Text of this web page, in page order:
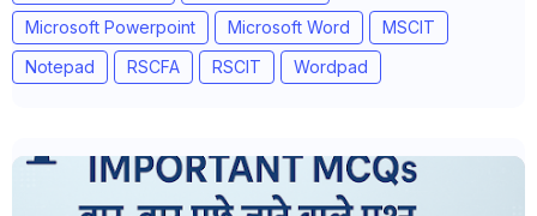
Microsoft Powerpoint
Microsoft Word
MSCIT
Notepad
RSCFA RSCIT Wordpad